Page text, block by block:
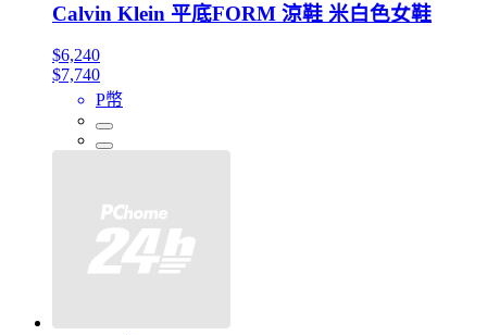
Calvin Klein 平底FORM 涼鞋 米白色女鞋
$6,240
$7,740
P幣